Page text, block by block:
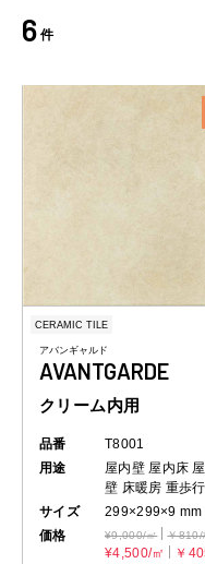
6 件
CERAMIC TILE
アバンギャルド
AVANTGARDE
クリーム内用
品番
T8001
用途
屋内壁 屋内床
壁 床暖房 重歩行
サイズ
299×299×9 mm
価格
¥9,000/㎡ ￥810/
¥4,500/㎡
￥